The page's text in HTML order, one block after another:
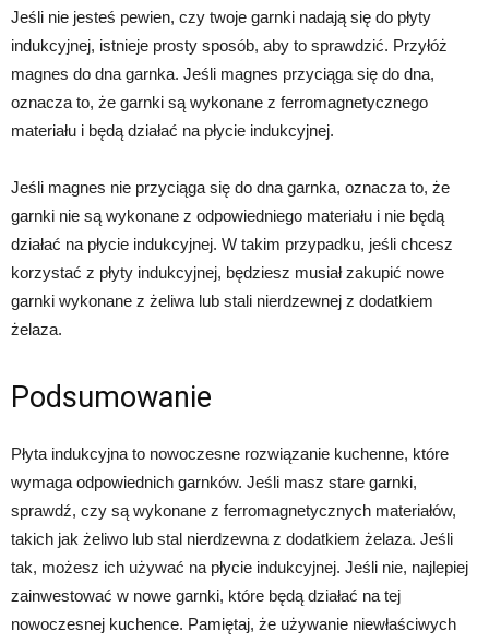
Jeśli nie jesteś pewien, czy twoje garnki nadają się do płyty
indukcyjnej, istnieje prosty sposób, aby to sprawdzić. Przyłóż
magnes do dna garnka. Jeśli magnes przyciąga się do dna,
oznacza to, że garnki są wykonane z ferromagnetycznego
materiału i będą działać na płycie indukcyjnej.
Jeśli magnes nie przyciąga się do dna garnka, oznacza to, że
garnki nie są wykonane z odpowiedniego materiału i nie będą
działać na płycie indukcyjnej. W takim przypadku, jeśli chcesz
korzystać z płyty indukcyjnej, będziesz musiał zakupić nowe
garnki wykonane z żeliwa lub stali nierdzewnej z dodatkiem
żelaza.
Podsumowanie
Płyta indukcyjna to nowoczesne rozwiązanie kuchenne, które
wymaga odpowiednich garnków. Jeśli masz stare garnki,
sprawdź, czy są wykonane z ferromagnetycznych materiałów,
takich jak żeliwo lub stal nierdzewna z dodatkiem żelaza. Jeśli
tak, możesz ich używać na płycie indukcyjnej. Jeśli nie, najlepiej
zainwestować w nowe garnki, które będą działać na tej
nowoczesnej kuchence. Pamiętaj, że używanie niewłaściwych